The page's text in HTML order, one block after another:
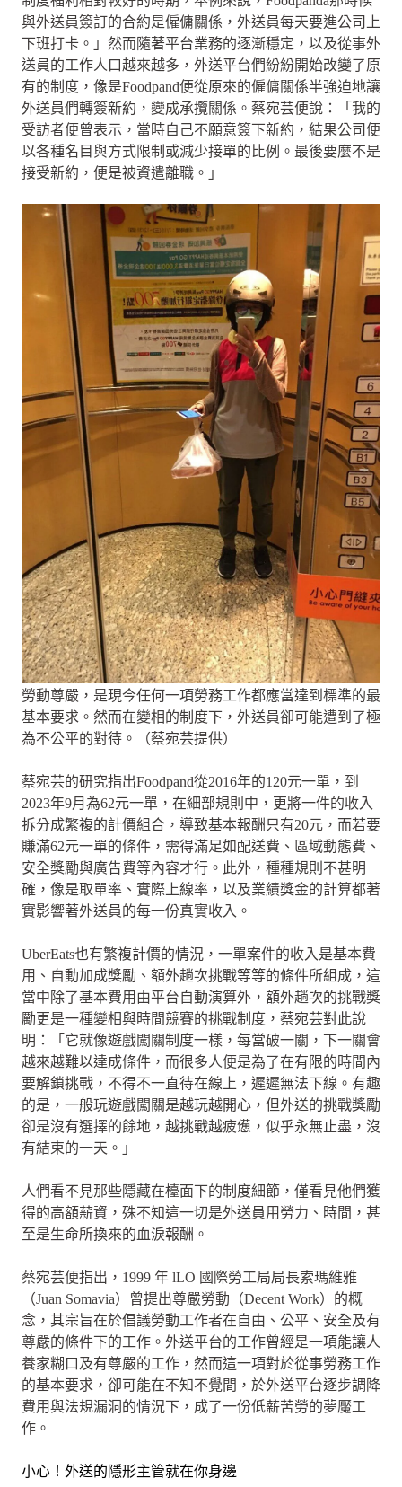
與外送員簽訂的合約是僱傭關係，外送員每天要進公司上
下班打卡。」然而隨著平台業務的逐漸穩定，以及從事外
送員的工作人口越來越多，外送平台們紛紛開始改變了原
有的制度，像是Foodpand便從原來的僱傭關係半強迫地讓
外送員們轉簽新約，變成承攬關係。蔡宛芸便說：「我的
受訪者便曾表示，當時自己不願意簽下新約，結果公司便
以各種名目與方式限制或減少接單的比例。最後要麼不是
接受新約，便是被資遣離職。」
勞動尊嚴，是現今任何一項勞務工作都應當達到標準的最
基本要求。然而在變相的制度下，外送員卻可能遭到了極
為不公平的對待。（蔡宛芸提供）
蔡宛芸的研究指出Foodpand從2016年的120元一單，到
2023年9月為62元一單，在細部規則中，更將一件的收入
拆分成繁複的計價組合，導致基本報酬只有20元，而若要
賺滿62元一單的條件，需得滿足如配送費、區域動態費、
安全獎勵與廣告費等內容才行。此外，種種規則不甚明
確，像是取單率、實際上線率，以及業績獎金的計算都著
實影響著外送員的每一份真實收入。
UberEats也有繁複計價的情況，一單案件的收入是基本費
用、自動加成獎勵、額外趟次挑戰等等的條件所組成，這
當中除了基本費用由平台自動演算外，額外趟次的挑戰獎
勵更是一種變相與時間競賽的挑戰制度，蔡宛芸對此說
明：「它就像遊戲闖關制度一樣，每當破一關，下一關會
越來越難以達成條件，而很多人便是為了在有限的時間內
要解鎖挑戰，不得不一直待在線上，遲遲無法下線。有趣
的是，一般玩遊戲闖關是越玩越開心，但外送的挑戰獎勵
卻是沒有選擇的餘地，越挑戰越疲憊，似乎永無止盡，沒
有結束的一天。」
人們看不見那些隱藏在檯面下的制度細節，僅看見他們獲
得的高額薪資，殊不知這一切是外送員用勞力、時間，甚
至是生命所換來的血淚報酬。
蔡宛芸便指出，1999 年 lLO 國際勞工局局長索瑪維雅
（Juan Somavia）曾提出尊嚴勞動（Decent Work）的概
念，其宗旨在於倡議勞動工作者在自由、公平、安全及有
尊嚴的條件下的工作。外送平台的工作曾經是一項能讓人
養家糊口及有尊嚴的工作，然而這一項對於從事勞務工作
的基本要求，卻可能在不知不覺間，於外送平台逐步調降
費用與法規漏洞的情況下，成了一份低薪苦勞的夢魘工
作。
小心！外送的隱形主管就在你身邊